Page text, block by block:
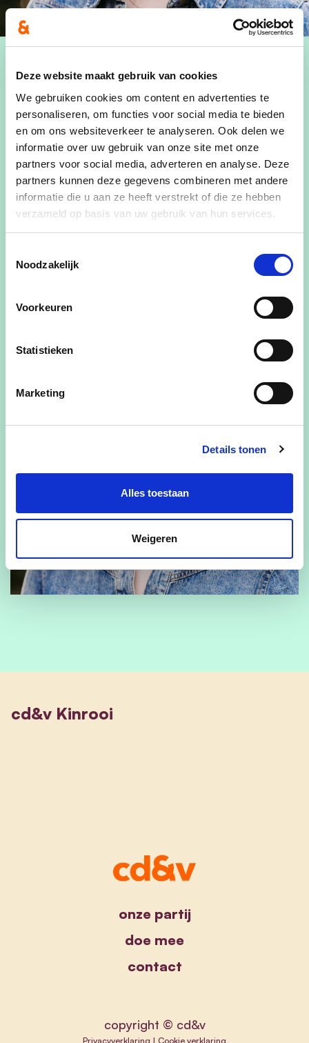
Deze website maakt gebruik van cookies
We gebruiken cookies om content en advertenties te
personaliseren, om functies voor social media te bieden
en om ons websiteverkeer te analyseren. Ook delen we
informatie over uw gebruik van onze site met onze
partners voor social media, adverteren en analyse. Deze
partners kunnen deze gegevens combineren met andere
informatie die u aan ze heeft verstrekt of die ze hebben
verzameld op basis van uw gebruik van hun services.
Noodzakelijk
Voorkeuren
Statistieken
Marketing
Details tonen
Alles toestaan
Weigeren
Jolien Rutten (1991) is verpleegkundige op de
afdeling heelkunde in het ZOL te Maaseik. Zij
woont samen met Stein in Kinrooi.
Zij is gemeenteraadslid, lid van het Bijzonder
Comité Sociale Dienst en afgevaardigde in de
algemene vergadering van Bosgroep Limburg.
rutten_jolien@hotmail.com
cd&v Kinrooi
onze partij
doe mee
contact
copyright © cd&v
Privacyverklaring | Cookie verklaring